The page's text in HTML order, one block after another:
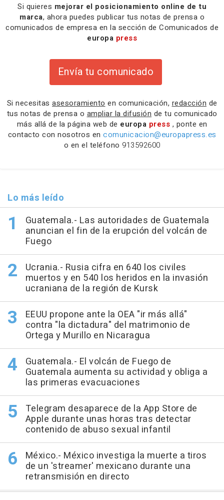
Si quieres mejorar el posicionamiento online de tu
marca, ahora puedes publicar tus notas de prensa o
comunicados de empresa en la sección de Comunicados de
europa press
Envía tu comunicado
Si necesitas asesoramiento en comunicación, redacción de
tus notas de prensa o ampliar la difusión de tu comunicado
más allá de la página web de europa press , ponte en
contacto con nosotros en comunicacion@europapress.es
o en el teléfono 913592600
Lo más leído
Guatemala.- Las autoridades de Guatemala
anuncian el fin de la erupción del volcán de
Fuego
Ucrania.- Rusia cifra en 640 los civiles
muertos y en 540 los heridos en la invasión
ucraniana de la región de Kursk
EEUU propone ante la OEA "ir más allá"
contra "la dictadura" del matrimonio de
Ortega y Murillo en Nicaragua
Guatemala.- El volcán de Fuego de
Guatemala aumenta su actividad y obliga a
las primeras evacuaciones
Telegram desaparece de la App Store de
Apple durante unas horas tras detectar
contenido de abuso sexual infantil
México.- México investiga la muerte a tiros
de un 'streamer' mexicano durante una
retransmisión en directo